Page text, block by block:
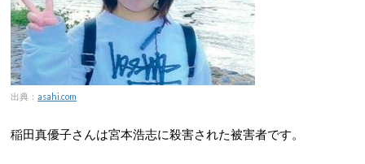
出典： asahi.com
稲田真優子さんは宮本浩志に殺害された被害者です。